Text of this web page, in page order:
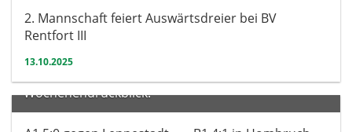
2. Mannschaft feiert Auswärtsdreier bei BV
Rentfort III
13.10.2025
Nachwuchs
Wochenendrückblick: